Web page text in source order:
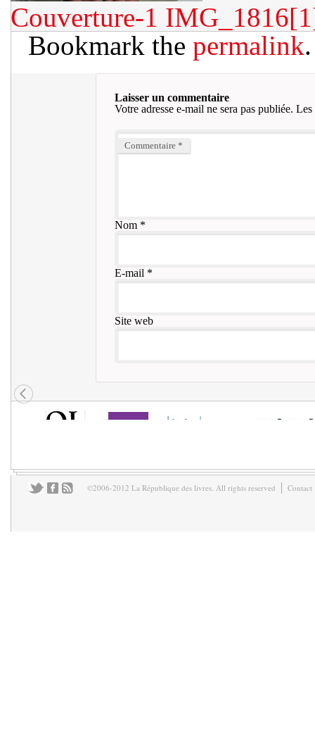
Couverture-1
Bookmark the permalink.
Laisser un commentaire
Votre adresse e-mail ne sera pas publiée. Les
Commentaire *
Nom*
E-mail *
Site web
©2006-2012 La République des livres. All rights reserved Contact